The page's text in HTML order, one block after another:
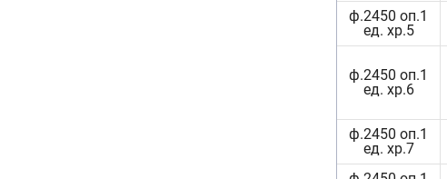
ф.2450 оп.1
ед. хр.5
ф.2450 оп.1
ед. хр.6
ф.2450 оп.1
ед. хр.7